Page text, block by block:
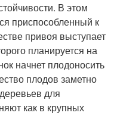
В этом
приспособленный к
привоя выступает
планируется на
начнет плодоносить
плодов заметно
для
как в крупных